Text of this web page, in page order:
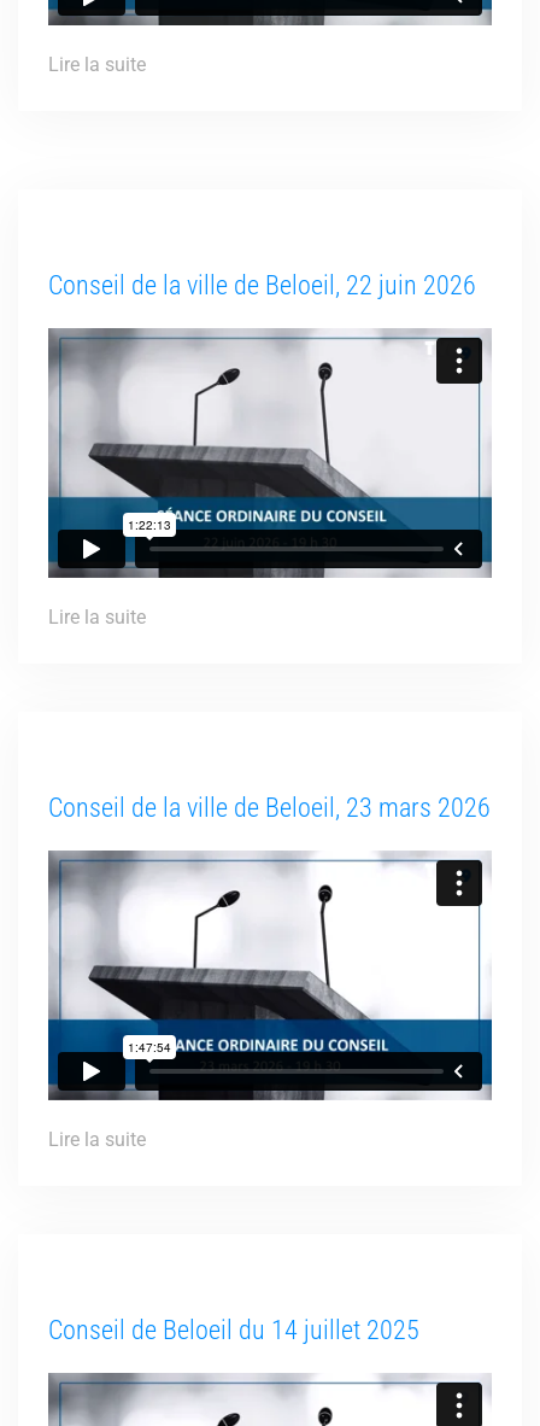
Lire la suite
Conseil de la ville de Beloeil, 22 juin 2026
Lire la suite
Conseil de la ville de Beloeil, 23 mars 2026
Lire la suite
Conseil de Beloeil du 14 juillet 2025